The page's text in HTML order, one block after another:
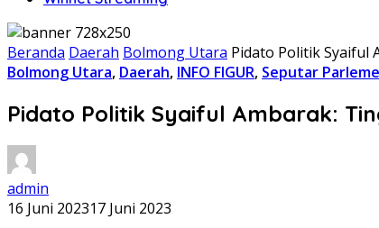
Beranda Daerah Bolmong Utara Pidato Politik Syaiful
Bolmong Utara, Daerah, INFO FIGUR, Seputar
Pidato Politik Syaiful Ambarak:
admin
16 Juni 202317 Juni 2023